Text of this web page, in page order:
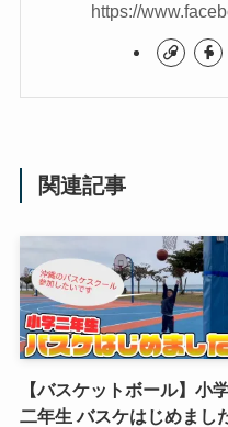
https://
関連記事
【バスケットボール】小
二年生 バスケはじめまし